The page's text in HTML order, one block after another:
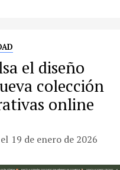
el diseño
colección
online
el 19 de enero de 2026